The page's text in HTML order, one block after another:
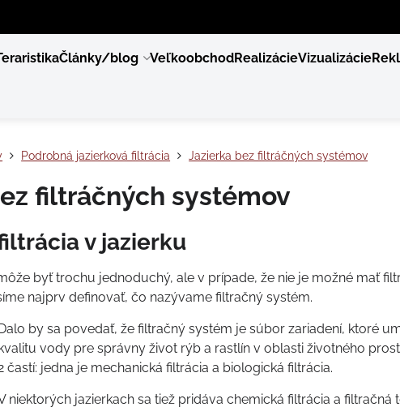
Články/blog VeľkoobchodRealizácieVizualizácie
Podrobná jazierková filtrácia Jazierka bez filtráčných systémov
filtráčných systémov
v jazierku
byť trochu jednoduchý, ale v prípade, že nie je možné mať
najprv definovať, čo nazývame filtračný systém.
by sa povedať, že filtračný systém je súbor zariadení, ktoré
vody pre správny život rýb a rastlín v oblasti životného
častí: jedna je mechanická filtrácia a biologická filtrácia.
niektorých jazierkach sa tiež pridáva chemická filtrácia a filtračná